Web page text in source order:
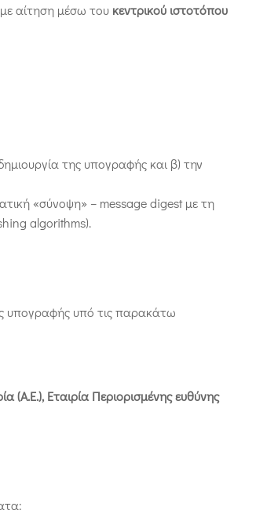
αίτηση μέσω του κεντρικού ιστοτόπου
της υπογραφής και β) την
«σύνοψη» – message digest με τη
algorithms).
υπογραφής υπό τις παρακάτω
(Α.Ε.), Εταιρία Περιορισμένης ευθύνης